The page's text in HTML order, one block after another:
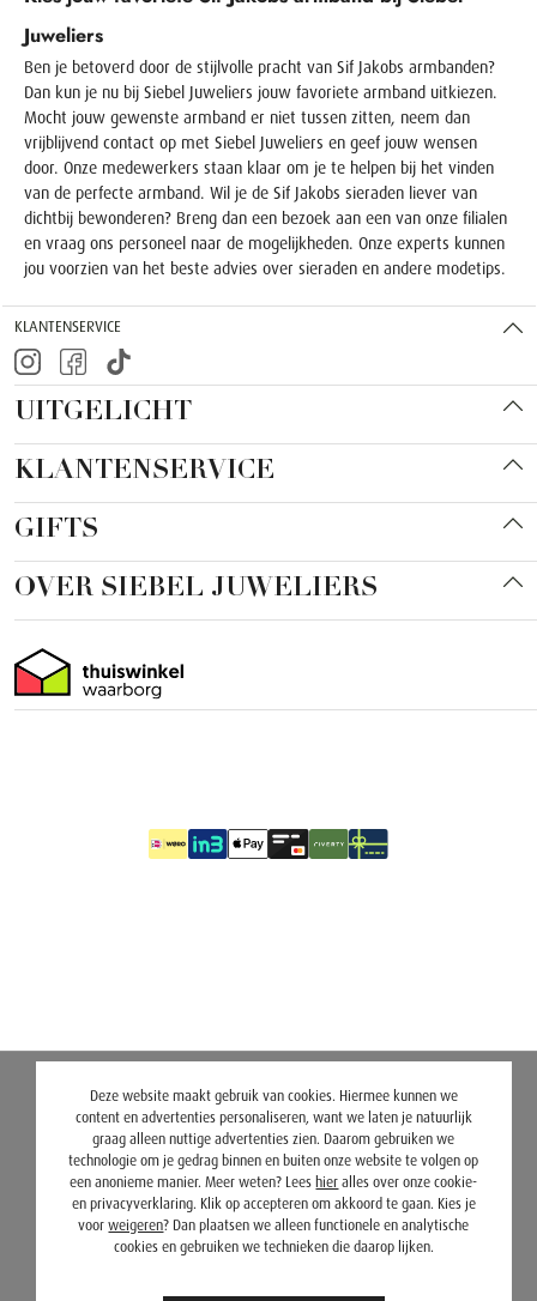
Juweliers
Ben je betoverd door de stijlvolle pracht van Sif Jakobs armbanden?
Dan kun je nu bij Siebel Juweliers jouw favoriete armband uitkiezen.
Mocht jouw gewenste armband er niet tussen zitten, neem dan
vrijblijvend contact op met Siebel Juweliers en geef jouw wensen
door. Onze medewerkers staan klaar om je te helpen bij het vinden
van de perfecte armband. Wil je de Sif Jakobs sieraden liever van
dichtbij bewonderen? Breng dan een bezoek aan een van onze filialen
en vraag ons personeel naar de mogelijkheden. Onze experts kunnen
jou voorzien van het beste advies over sieraden en andere modetips.
KLANTENSERVICE
UITGELICHT
KLANTENSERVICE
GIFTS
OVER SIEBEL JUWELIERS
Deze website maakt gebruik van cookies. Hiermee kunnen we
content en advertenties personaliseren, want we laten je natuurlijk
graag alleen nuttige advertenties zien. Daarom gebruiken we
technologie om je gedrag binnen en buiten onze website te volgen op
een anonieme manier. Meer weten? Lees hier alles over onze cookie-
en privacyverklaring. Klik op accepteren om akkoord te gaan. Kies je
voorweigeren? Dan plaatsen we alleen functionele en analytische
cookies en gebruiken we technieken die daarop lijken.